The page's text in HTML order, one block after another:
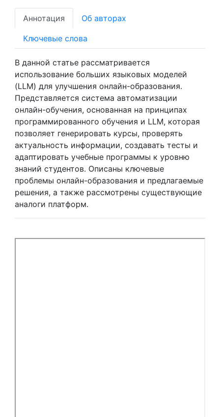
Аннотация Об авторах
Ключевые слова
В данной статье рассматривается
использование больших языковых моделей
(LLM) для улучшения онлайн-образования.
Представляется система автоматизации
онлайн-обучения, основанная на принципах
программированного обучения и LLM, которая
позволяет генерировать курсы, проверять
актуальность информации, создавать тесты и
адаптировать учебные программы к уровню
знаний студентов. Описаны ключевые
проблемы онлайн-образования и предлагаемые
решения, а также рассмотрены существующие
аналоги платформ.